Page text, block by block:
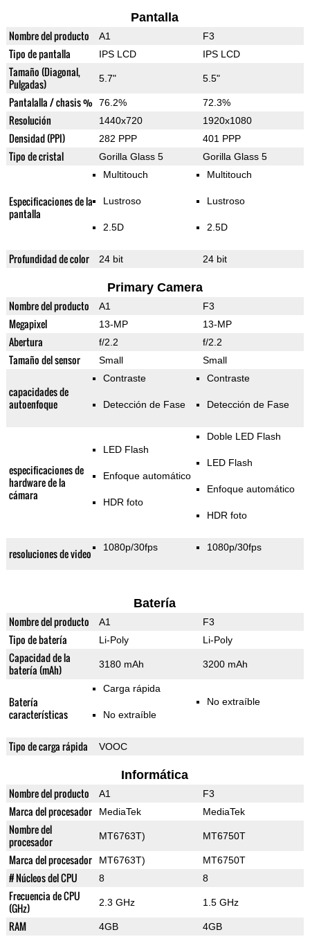
Pantalla
Nombre del producto A1 F3
Tipo de pantalla IPS LCD IPS LCD
Tamaño (Diagonal,
Pulgadas)
5.7" 5.5"
Pantalalla / chasis % 76.2% 72.3%
Resolución 1440x720 1920x1080
Densidad (PPI) 282 PPP 401 PPP
Tipo de cristal Gorilla Glass 5 Gorilla Glass 5
Especificaciones de la
pantalla
Multitouch
Lustroso
2.5D
Multitouch
Lustroso
2.5D
Profundidad de color 24 bit 24 bit
Primary Camera
Nombre del producto A1 F3
Megapixel 13-MP 13-MP
Abertura f/2.2 f/2.2
Tamaño del sensor Small Small
capacidades de
autoenfoque
Contraste
Detección de Fase
Contraste
Detección de Fase
especificaciones de
hardware de la
cámara
LED Flash
Enfoque automático
HDR foto
Doble LED Flash
LED Flash
Enfoque automático
HDR foto
resoluciones de video 1080p/30fps 1080p/30fps
Batería
Nombre del producto A1 F3
Tipo de batería Li-Poly Li-Poly
Capacidad de la
batería (mAh)
3180 mAh 3200 mAh
Batería
características
Carga rápida
No extraíble
No extraíble
Tipo de carga rápida VOOC
Informática
Nombre del producto A1 F3
Marca del procesador MediaTek MediaTek
Nombre del
procesador
MT6763T) MT6750T
Marca del procesador MT6763T) MT6750T
# Núcleos del CPU 8 8
Frecuencia de CPU
(GHz)
2.3 GHz 1.5 GHz
RAM 4GB 4GB